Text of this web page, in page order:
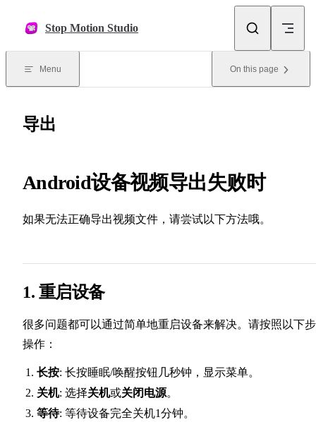
Stop Motion Studio
Menu On this page
导出
Android设备视频导出失败时
如果无法正确导出视频文件，请尝试以下方法哦。
1. 重启设备
很多问题都可以通过简单地重启设备来解决。请按照以下
操作：
长按: 长按睡眠/唤醒按钮几秒钟，显示菜单。
关机: 选择关机或关闭电源。
等待: 等待设备完全关机1分钟。